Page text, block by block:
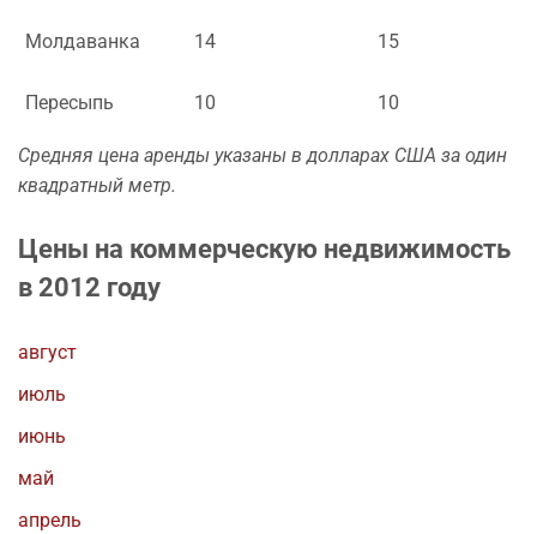
Молдаванка 14 15
Пересыпь 10 10
Средняя цена аренды указаны в долларах США за один
квадратный метр.
Цены на коммерческую недвижимость
в 2012 году
август
июль
июнь
май
апрель